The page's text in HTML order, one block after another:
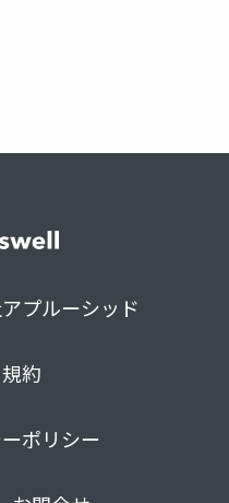
プルーシッド
約
ポリシー